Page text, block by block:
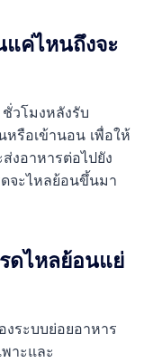
ค่ไหนถึงจะ
วโมงหลังรับ
รือเข้านอน เพื่อให้
งอาหารต่อไปยัง
ดจะไหลย้อนขึ้นมา
ดไหลย้อนแย่
ระบบย่อยอาหาร
าะและ